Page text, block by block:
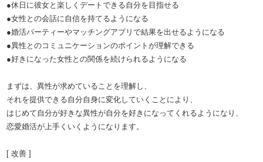
●休日に彼女と楽しくデートできる自分を目指せる
●女性との会話に自信を持てるようになる
●婚活パーティーやマッチングアプリで結果を出せるようになる
●異性とのコミュニケーションのポイントが理解できる
●好きになった女性との関係を続けられるようになる
まずは、異性が求めていることを理解し、
それを提供できる自分自身に変化していくことにより、
はじめて自分が好きな異性が自分を好きになってくれるようになり、
恋愛婚活が上手くいくようになります。
[ 改善 ]